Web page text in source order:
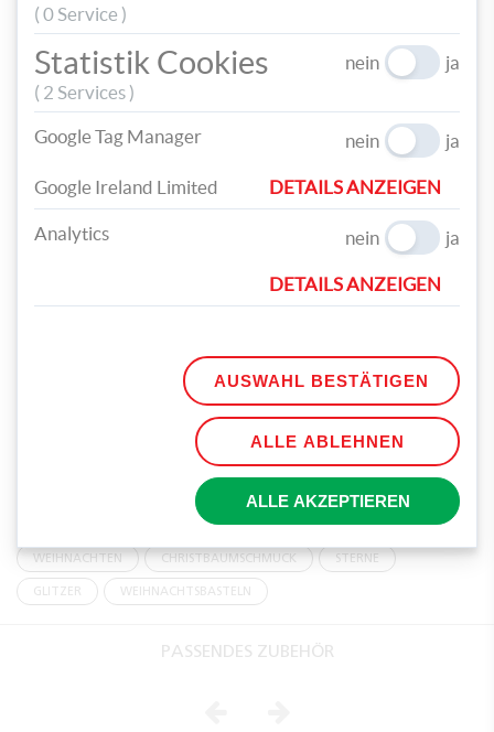
Rolle, die ebenfalls aus einem Papierstreifen gemacht
wird
Und schon ist dieser tolle Christbaumschmuck fertig!
WEIHNACHTEN CHRISTBAUMSCHMUCK STERNE
GLITZER WEIHNACHTSBASTELN
PASSENDES ZUBEHÖR
( 0 Service )
Statistik Cookies
( 2 Services )
nein ja
Google Tag Manager nein ja
Google Ireland Limited DETAILS ANZEIGEN
Analytics nein ja
DETAILS ANZEIGEN
AUSWAHL BESTÄTIGEN
ALLE ABLEHNEN
ALLE AKZEPTIEREN